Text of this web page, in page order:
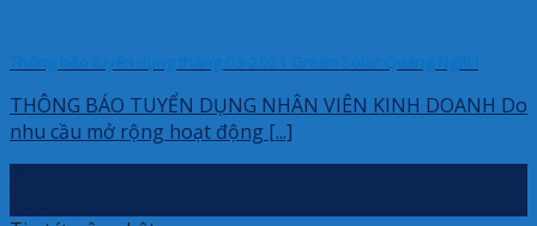
Thông báo tuyển dụng tháng 03-2021 Green Solar Quảng Ngãi !
THÔNG BÁO TUYỂN DỤNG NHÂN VIÊN KINH DOANH Do
nhu cầu mở rộng hoạt động [...]